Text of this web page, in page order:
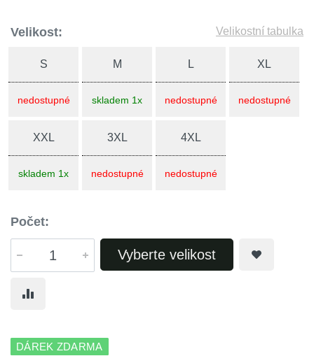
Velikost: Velikostní tabulka
S
nedostupné
M
skladem 1x
L
nedostupné
XL
nedostupné
XXL
skladem 1x
3XL
nedostupné
4XL
nedostupné
Počet:
Vyberte velikost
DÁREK ZDARMA